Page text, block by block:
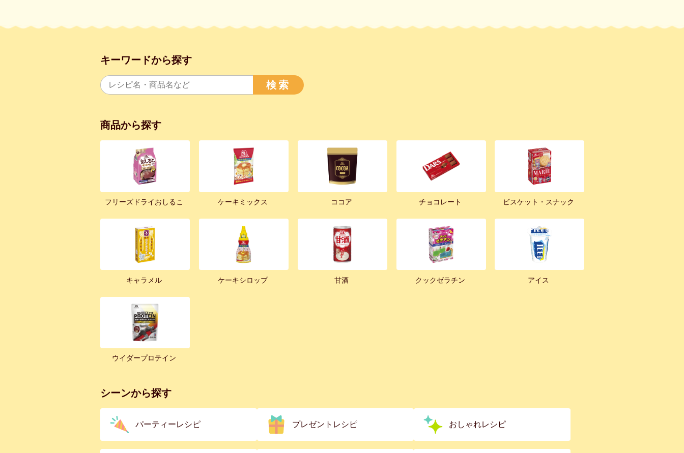
キーワードから探す
検索
商品から探す
フリーズドライおしるこ ケーキミックス ココア チョコレート ビスケット・スナック
キャラメル ケーキシロップ 甘酒 クックゼラチン アイス
ウイダープロテイン
シーンから探す
パーティーレシピ プレゼントレシピ おしゃれレシピ